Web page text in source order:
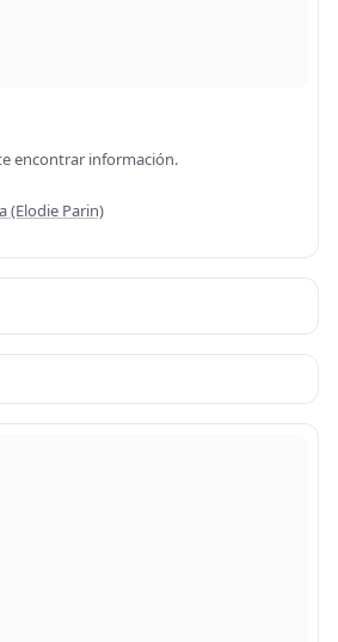
encontrar información.
(Elodie Parin)